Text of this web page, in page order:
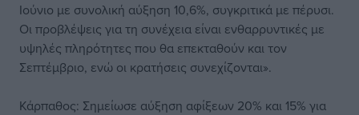
Ιούνιο με συνολική αύξηση 10,6%, συγκριτικά με πέρυσι.
Οι προβλέψεις για τη συνέχεια είναι ενθαρρυντικές με
υψηλές πληρότητες που θα επεκταθούν και τον
Σεπτέμβριο, ενώ οι κρατήσεις συνεχίζονται».
Κάρπαθος: Σημείωσε αύξηση αφίξεων 20% και 15% για